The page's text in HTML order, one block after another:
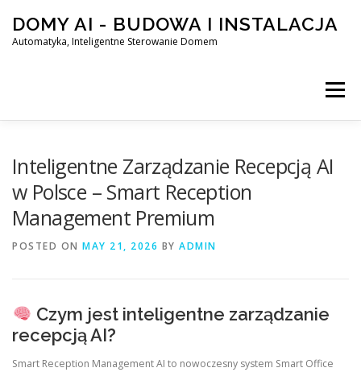
content
DOMY AI - BUDOWA I INSTALACJA
Automatyka, Inteligentne Sterowanie Domem
Menu
SMART DOM AI – AUTOMATYKA, INTELIGENTNE
Inteligentne Zarządzanie Recepcją AI
w Polsce – Smart Reception
Management Premium
POSTED ON MAY 21, 2026 BY ADMIN
Czym jest inteligentne zarządzanie
recepcją AI?
Smart Reception Management AI to nowoczesny system Smart Office